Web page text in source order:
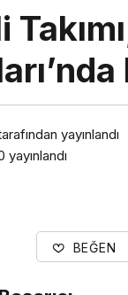
yayınlandı
yayınlandı
BEĞEN